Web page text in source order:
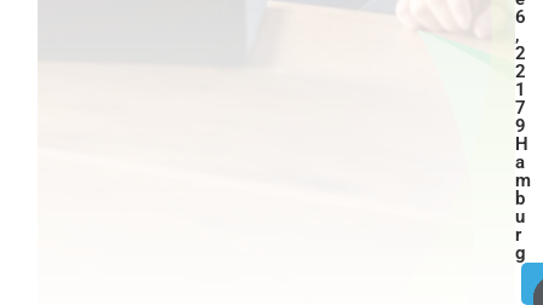
6
,
2
2
1
7
9
H
a
m
b
u
r
g